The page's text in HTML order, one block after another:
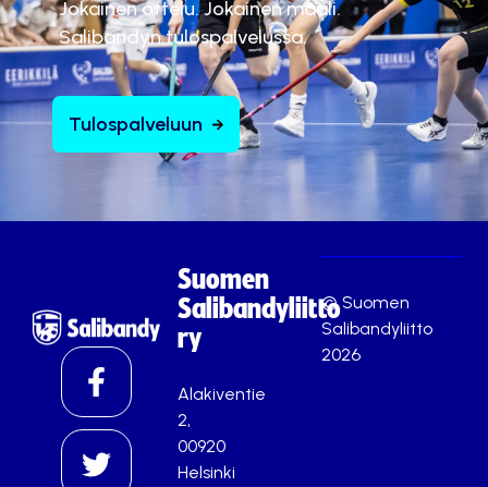
Jokainen ottelu. Jokainen maali.
Salibandyn tulospalvelussa.
Tulospalveluun
Suomen
Salibandyliitto
ry
Alakiventie
2,
00920
Helsinki
© Suomen
Salibandyliitto
2026